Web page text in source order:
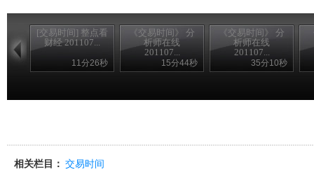
[交易时间] 整点看
财经 201107...
11分26秒
《交易时间》 分
析师在线
201107...
15分44秒
《交易时间》 分
析师在线
201107...
35分10秒
相关栏目： 交易时间